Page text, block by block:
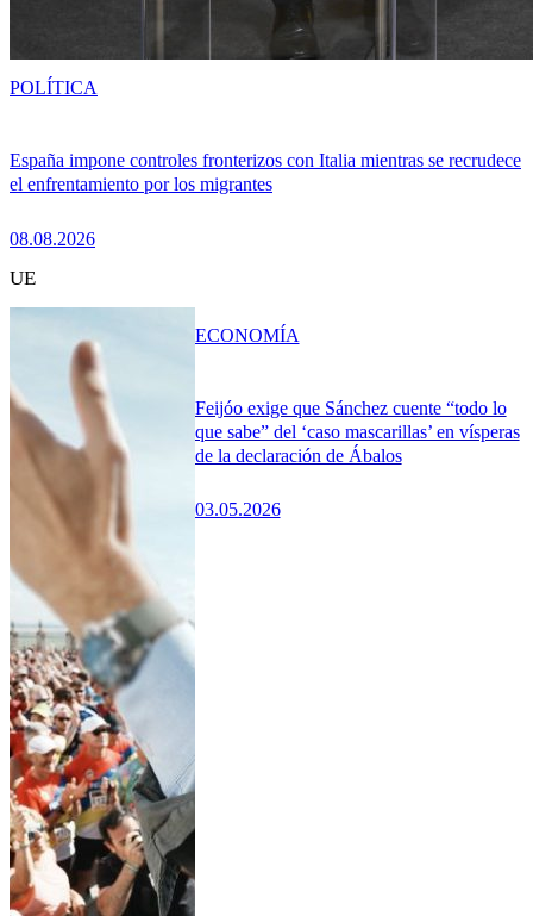
España impone controles fronterizos con Italia mientras se recrudece
el enfrentamiento por los migrantes
08.08.2026
POLÍTICA
UE
Feijóo exige que Sánchez cuente “todo lo
que sabe” del ‘caso mascarillas’ en vísperas
de la declaración de Ábalos
03.05.2026
ECONOMÍA